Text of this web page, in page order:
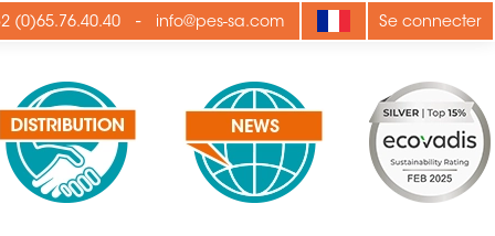
(0)65.76.40.40 - info@pes-sa.com Se connecter